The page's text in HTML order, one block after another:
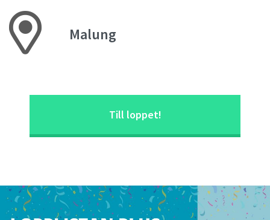
Malung
Till loppet!